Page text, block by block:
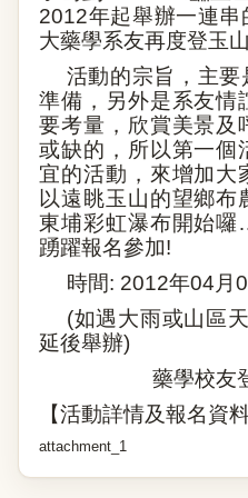
2012年起舉辦一連串
大藥學系友再度登玉山
活動的宗旨，主
準備，另外是系友情
要考量，欣賞美景及
或缺的，所以第一個
宜的活動，來增加大
以遠眺玉山的望鄉布
東埔彩虹瀑布開始囉
踴躍報名參加!
時間: 2012年04 月
(如遇大雨或山區
延後舉辦)
藥學校友
【活動詳情及報名資
attachment_1